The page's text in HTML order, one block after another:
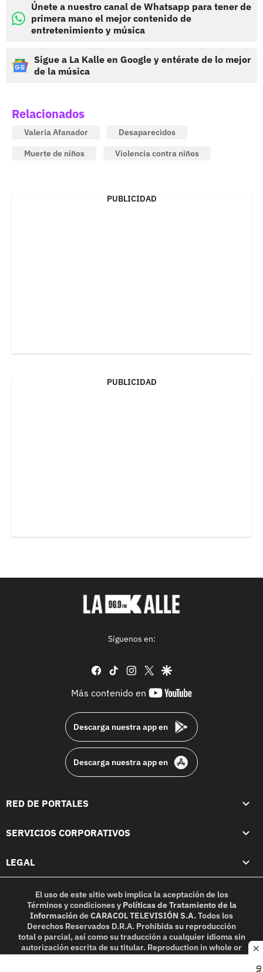
Únete a nuestro canal de Whatsapp para tener de
primera mano el mejor contenido de
entretenimiento y música
Sigue a La Kalle en Google y entérate de lo mejor
de la música
Relacionados
Valeria Afanador
Desaparecidos
Muerte de niños
Violencia contra niños
PUBLICIDAD
PUBLICIDAD
Síguenos en:
facebook
tiktok instagram
twittergoogle
Más contenido en
youtube-
Descarga nuestra app en
Descarga nuestra app en
RED DE PORTALES
SERVICIOS CORPORATIVOS
LEGAL
El uso de este sitio web implica la aceptación de los
Términos y condicionesy Políticas de Tratamiento de la
InformacióndeCARACOL TELEVISIÓN S.A.Todos los
Derechos Reservados D.R.A. Prohibida su reproducción
total o parcial, así como su traducción a cualquier idioma sin
autorización escrita de su titular. Reproduction in whole or
in part, or translation without written permission is